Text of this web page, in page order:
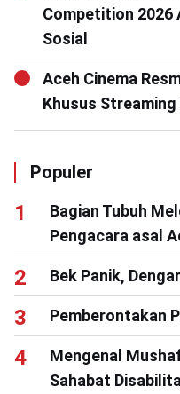
Competition 2026
Sosial
Aceh Cinema
Khusus Streaming
Populer
Bagian Tubuh
Pengacara asal
Bek Panik,
Pemberontakan
Mengenal
Sahabat